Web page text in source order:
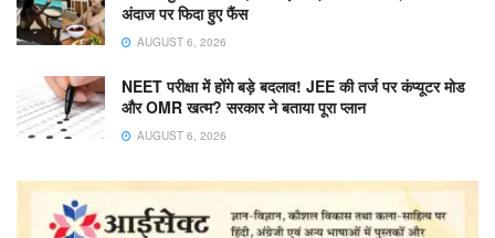
अंदाज पर फिदा हुए फैंस
AUGUST 6, 2026
NEET परीक्षा में होंगे बड़े बदलाव! JEE की तर्ज पर कंप्यूटर मोड
और OMR खत्म? सरकार ने बताया पूरा प्लान
AUGUST 6, 2026